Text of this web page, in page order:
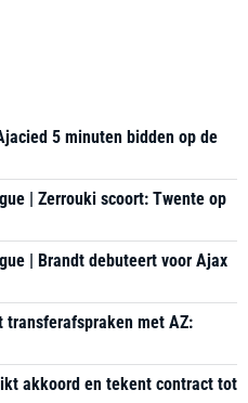
5 minuten bidden op de
| Zerrouki scoort: Twente op
| Brandt debuteert voor Ajax
transferafspraken met AZ:
akkoord en tekent contract tot